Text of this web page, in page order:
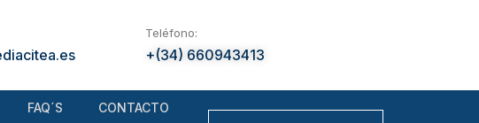
Teléfono:
+(34) 660943413
FAQ´S CONTACTO